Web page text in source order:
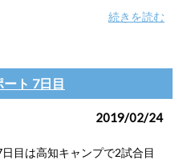
続きを読む
ト 7日目
2019/02/24
目は高知キャンプで2試合目